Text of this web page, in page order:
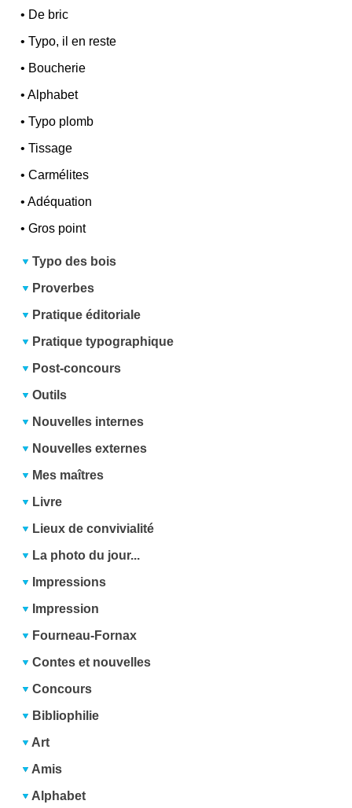
• De bric
•Typo, il en reste
• Boucherie
•Alphabet
•Typo plomb
•Tissage
•Carmélites
•Adéquation
•Gros point
Typo des bois
Proverbes
Pratique éditoriale
Pratique typographique
Post-concours
Outils
Nouvelles internes
Nouvelles externes
Mes maîtres
Livre
Lieux de convivialité
La photo du jour...
Impressions
Impression
Fourneau-Fornax
Contes et nouvelles
Concours
Bibliophilie
Art
Amis
Alphabet